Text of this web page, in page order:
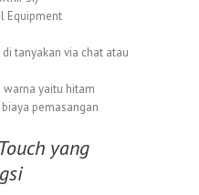
Equipment
tanyakan via chat atau
yaitu hitam
pemasangan
yang